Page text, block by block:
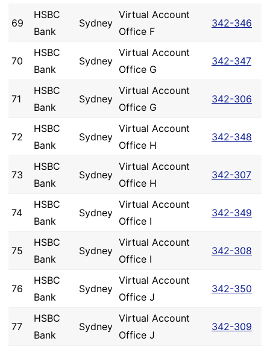
69
HSBC
Bank
Sydney
Virtual Account
Office F
342-346
70
HSBC
Bank
Sydney
Virtual Account
Office G
342-347
71
HSBC
Bank
Sydney
Virtual Account
Office G
342-306
72
HSBC
Bank
Sydney
Virtual Account
Office H
342-348
73
HSBC
Bank
Sydney
Virtual Account
Office H
342-307
74
HSBC
Bank
Sydney
Virtual Account
Office I
342-349
75
HSBC
Bank
Sydney
Virtual Account
Office I
342-308
76
HSBC
Bank
Sydney
Virtual Account
Office J
342-350
77
HSBC
Bank
Sydney
Virtual Account
Office J
342-309